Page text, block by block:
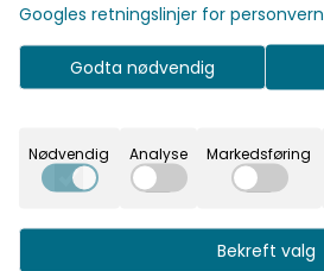
Googles retningslinjer for personvern
Godta nødvendig
Nødvendig Analyse Markedsføring
Bekreft valg